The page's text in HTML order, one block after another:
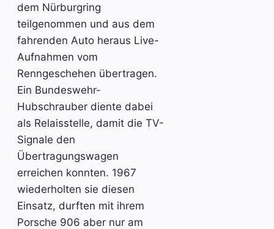
dem Nürburgring
teilgenommen und aus dem
fahrenden Auto heraus Live-
Aufnahmen vom
Renngeschehen übertragen.
Ein Bundeswehr-
Hubschrauber diente dabei
als Relaisstelle, damit die TV-
Signale den
Übertragungswagen
erreichen konnten. 1967
wiederholten sie diesen
Einsatz, durften mit ihrem
Porsche 906 aber nur am